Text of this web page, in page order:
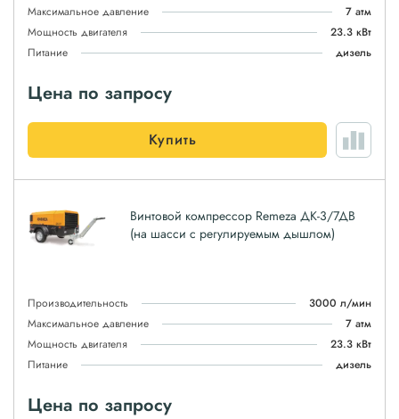
Максимальное давление
7 атм
Мощность двигателя
23.3 кВт
Питание
дизель
Цена по запросу
Купить
Винтовой компрессор Remeza ДК-3/7ДВ
(на шасси с регулируемым дышлом)
Производительность
3000 л/мин
Максимальное давление
7 атм
Мощность двигателя
23.3 кВт
Питание
дизель
Цена по запросу